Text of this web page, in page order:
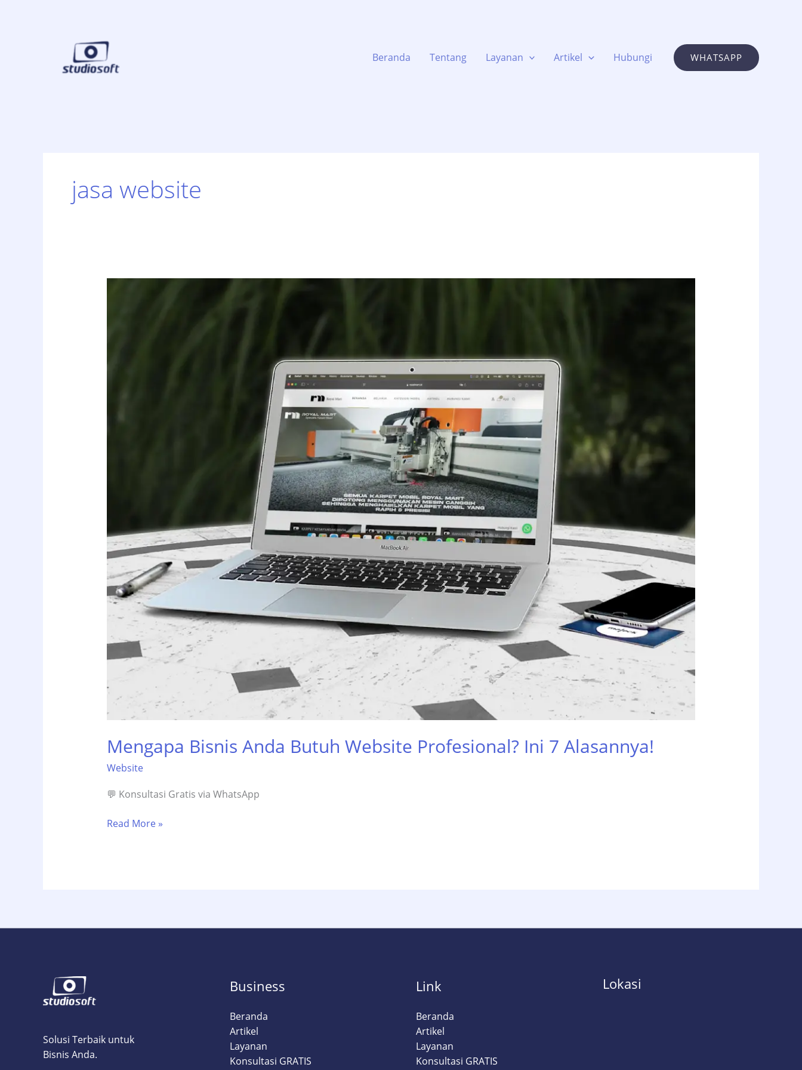
Beranda
Tentang Layanan Artikel Hubungi WHATSAPP
jasa website
Mengapa Bisnis Anda Butuh Website Profesional? Ini 7 Alasannya!
Website
💬 Konsultasi Gratis via WhatsApp
Mengapa
7
Read More »
Solusi Terbaik untuk
Bisnis Anda.
Business
Beranda
Artikel
Layanan
Konsultasi GRATIS
Link
Beranda
Artikel
Layanan
Konsultasi GRATIS
Lokasi